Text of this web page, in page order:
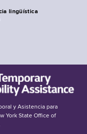
lingüística
y Asistencia para
York State Office of